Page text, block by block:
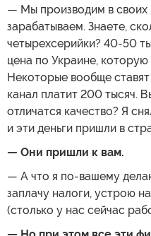
— Мы производим в своих
зарабатываем. Знаете,
четырехсерийки? 40-50
цена по Украине,
Некоторые вообще
канал платит 200 тысяч.
отличатся качество? Я
и эти деньги пришли в
— Они пришли к вам.
— А что я по-вашему
заплачу налоги, устрою
(столько у нас сейчас